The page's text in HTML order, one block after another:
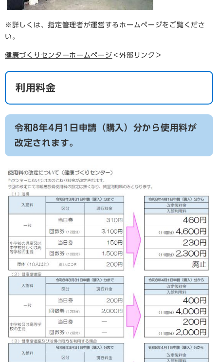
※詳しくは、指定管理者が運営するホームページをご覧くださ
い。
健康づくりセンターホームページ ＜外部リンク＞
利用料金
令和8年4月1日申請（購入）分から使用料が
改定されます。